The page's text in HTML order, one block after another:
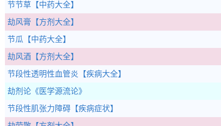
节节草 【中药大全】
劫风膏 【方剂大全】
节瓜 【中药大全】
劫风酒 【方剂大全】
节段性透明性血管炎 【疾病大全】
劫剂论 《医学源流论》
节段性肌张力障碍 【疾病症状】